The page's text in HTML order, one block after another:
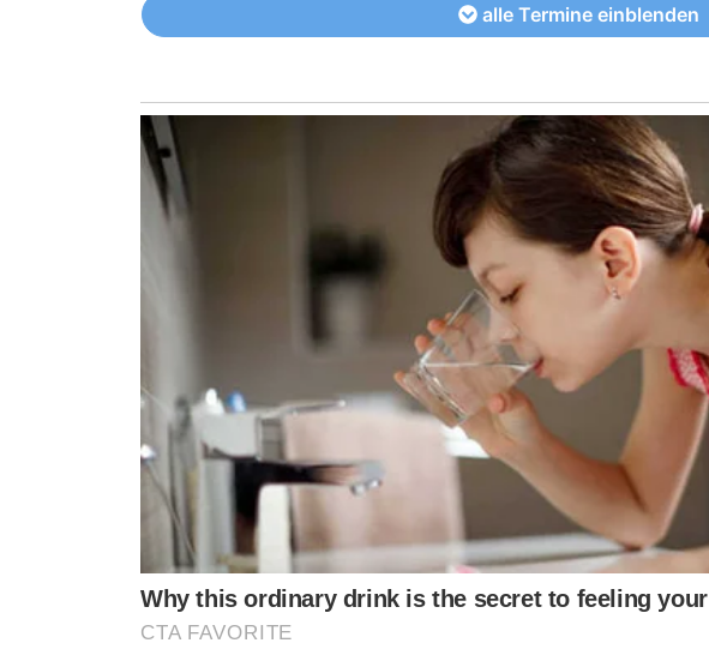
alle Termine einblenden